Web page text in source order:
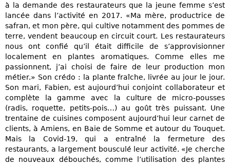
à la demande des restaurateurs que la jeune femme s’est
lancée dans l’activité en 2017. «Ma mère, productrice de
safran, et mon père, qui cultive notamment des pommes de
terre, vendent beaucoup en circuit court. Les restaurateurs
nous ont confié qu’il était difficile de s’approvisionner
localement en plantes aromatiques. Comme elles me
passionnent, j’ai choisi de faire de leur production mon
métier.» Son crédo : la plante fraîche, livrée au jour le jour.
Son mari, Fabien, est aujourd’hui conjoint collaborateur et
complète la gamme avec la culture de micro-pousses
(radis, roquette, petits-pois…) au goût très puissant. Une
trentaine de cuisines composent aujourd’hui leur carnet de
clients, à Amiens, en Baie de Somme et autour du Touquet.
Mais la Covid-19, qui a entraîné la fermeture des
restaurants, a largement bousculé leur activité. «Je cherche
de nouveaux débouchés, comme l’utilisation des plantes